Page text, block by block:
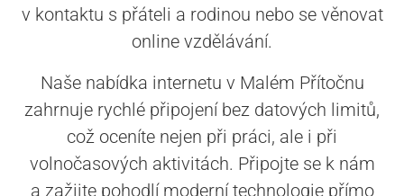
v kontaktu s přáteli a rodinou nebo se věnovat
online vzdělávání.
Naše nabídka internetu v Malém Přítočnu
zahrnuje rychlé připojení bez datových limitů,
což oceníte nejen při práci, ale i při
volnočasových aktivitách. Připojte se k nám
a zažijte pohodlí moderní technologie přímo